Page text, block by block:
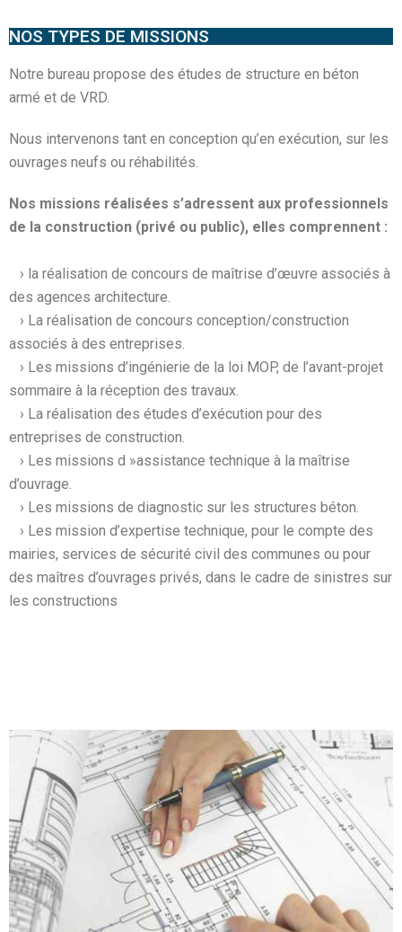
NOS TYPES DE MISSIONS
Notre bureau propose des études de structure en béton
armé et de VRD.
Nous intervenons tant en conception qu’en exécution, sur les
ouvrages neufs ou réhabilités.
Nos missions réalisées s’adressent aux professionnels
de la construction (privé ou public), elles comprennent :
› la réalisation de concours de maîtrise d’œuvre associés à
des agences architecture.
› La réalisation de concours conception/construction
associés à des entreprises.
› Les missions d’ingénierie de la loi MOP, de l’avant-projet
sommaire à la réception des travaux.
› La réalisation des études d’exécution pour des
entreprises de construction.
› Les missions d »assistance technique à la maîtrise
d’ouvrage.
› Les missions de diagnostic sur les structures béton.
› Les mission d’expertise technique, pour le compte des
mairies, services de sécurité civil des communes ou pour
des maîtres d’ouvrages privés, dans le cadre de sinistres sur
les constructions